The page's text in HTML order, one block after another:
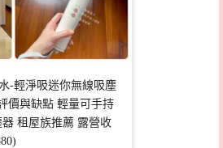
-輕淨吸迷你無線吸塵
價與缺點 輕量可手持
租屋族推薦 露營收